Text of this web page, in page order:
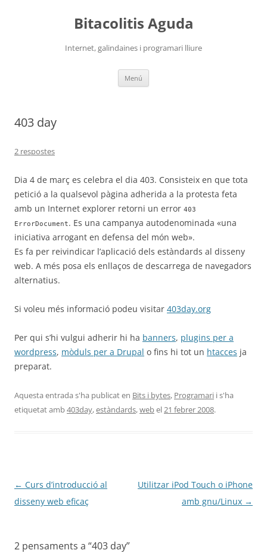
Bitacolitis Aguda
Internet, galindaines i programari lliure
Menú
403 day
2 respostes
Dia 4 de març es celebra el dia 403. Consisteix en que tota
petició a la qualsevol pàgina adherida a la protesta feta
amb un Internet explorer retorni un error 403
ErrorDocument. Es una campanya autodenominada «una
iniciativa arrogant en defensa del món web».
Es fa per reivindicar l’aplicació dels estàndards al disseny
web. A més posa els enllaços de descarrega de navegadors
alternatius.
Si voleu més informació podeu visitar 403day.org
Per qui s’hi vulgui adherir hi ha banners, plugins per a
wordpress, mòduls per a Drupal o fins hi tot un htacces ja
preparat.
Aquesta entrada s'ha publicat en Bits i bytes, Programari i s'ha
etiquetat amb403day,estàndards,webel21 febrer 2008.
Navegació
per
← Curs d’introducció al
disseny web eficaç
Utilitzar iPod Touch o iPhone
amb gnu/Linux →
2 pensaments a “403 day”